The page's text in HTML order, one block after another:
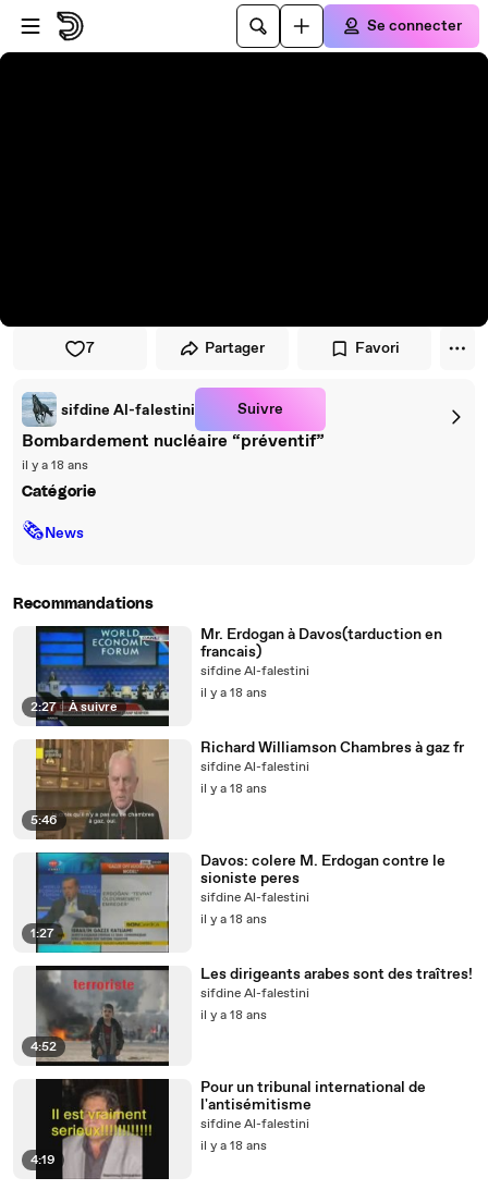
Passer au player
Passer au contenu principal
Se connecter
7 Partager Favori
sifdine Al-falestini Suivre
Bombardement nucléaire “préventif”
il y a 18 ans
Catégorie
🗞News
Recommandations
2:27 | À suivre
Mr. Erdogan à Davos(tarduction en
francais)
sifdine Al-falestini
il y a 18 ans
5:46
Richard Williamson Chambres à gaz fr
sifdine Al-falestini
il y a 18 ans
1:27
Davos: colere M. Erdogan contre le
sioniste peres
sifdine Al-falestini
il y a 18 ans
4:52
Les dirigeants arabes sont des traîtres!
sifdine Al-falestini
il y a 18 ans
4:19
Pour un tribunal international de
l'antisémitisme
sifdine Al-falestini
il y a 18 ans